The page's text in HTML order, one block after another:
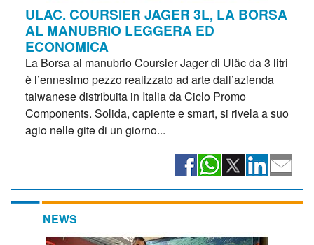
ULAC. COURSIER JAGER 3L, LA BORSA
AL MANUBRIO LEGGERA ED
ECONOMICA
La Borsa al manubrio Coursier Jager di Uläc da 3 litri
è l’ennesimo pezzo realizzato ad arte dall’azienda
taiwanese distribuita in Italia da Ciclo Promo
Components. Solida, capiente e smart, si rivela a suo
agio nelle gite di un giorno...
NEWS